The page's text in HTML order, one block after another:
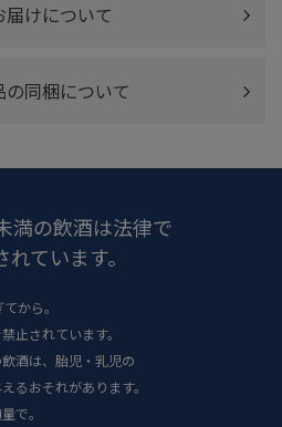
届けについて
の同梱について
満の飲酒は法律で
れています。
から。
止されています。
酒は、胎児・乳児の
るおそれがあります。
で。